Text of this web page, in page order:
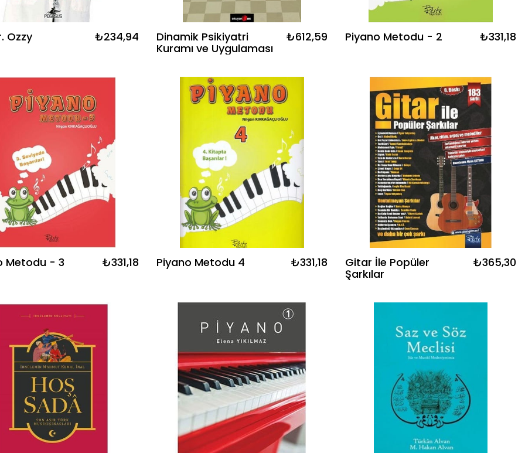
Ozzy ₺234,94
Dinamik Psikiyatri
Kuramı ve Uygulaması
₺612,59 Piyano Metodu - 2 ₺331,18
Metodu - 3 ₺331,18 Piyano Metodu 4 ₺331,18
Gitar İle Popüler
Şarkılar
₺365,30